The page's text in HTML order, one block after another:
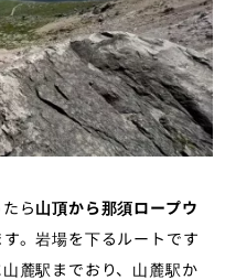
ら山頂から那須ロープウ
。岩場を下るルートです
麓駅までおり、山麓駅か